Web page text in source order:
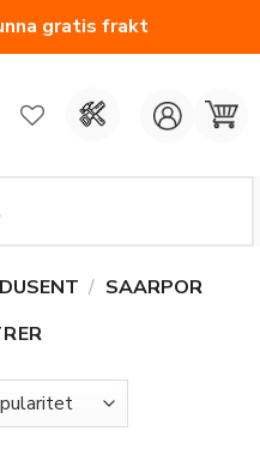
gratis frakt
/ SAARPOR